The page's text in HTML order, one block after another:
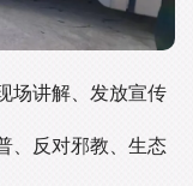
场讲解、发放宣传
、反对邪教、生态